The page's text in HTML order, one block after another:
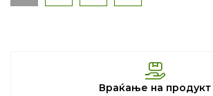
Враќање на продукт